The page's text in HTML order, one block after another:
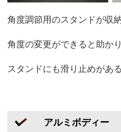
角度調節用のスタンドが収
角度の変更ができると助か
スタンドにも滑り止めがあ
アルミボディー